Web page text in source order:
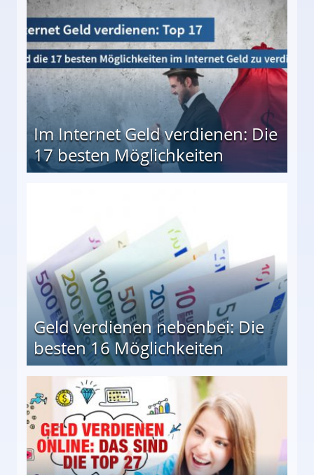
Im Internet Geld verdienen: Die
17 besten Möglichkeiten
Geld verdienen nebenbei: Die
besten 16 Möglichkeiten